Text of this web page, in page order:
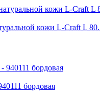
кожи L-Craft L
бордовая